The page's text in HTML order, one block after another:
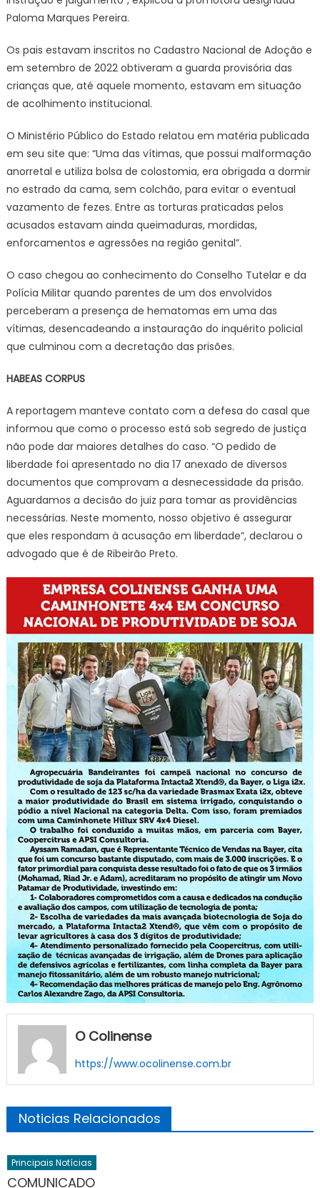
Paloma Marques Pereira.
Os pais estavam inscritos no Cadastro Nacional de Adoção e
em setembro de 2022 obtiveram a guarda provisória das
crianças que, até aquele momento, estavam em situação
de acolhimento institucional.
O Ministério Público do Estado relatou em matéria publicada
em seu site que: “Uma das vítimas, que possui malformação
anorretal e utiliza bolsa de colostomia, era obrigada a dormir
no estrado da cama, sem colchão, para evitar o eventual
vazamento de fezes. Entre as torturas praticadas pelos
acusados estavam ainda queimaduras, mordidas,
enforcamentos e agressões na região genital”.
O caso chegou ao conhecimento do Conselho Tutelar e da
Polícia Militar quando parentes de um dos envolvidos
perceberam a presença de hematomas em uma das
vítimas, desencadeando a instauração do inquérito policial
que culminou com a decretação das prisões.
HABEAS CORPUS
A reportagem manteve contato com a defesa do casal que
informou que como o processo está sob segredo de justiça
não pode dar maiores detalhes do caso. “O pedido de
liberdade foi apresentado no dia 17 anexado de diversos
documentos que comprovam a desnecessidade da prisão.
Aguardamos a decisão do juiz para tomar as providências
necessárias. Neste momento, nosso objetivo é assegurar
que eles respondam à acusação em liberdade”, declarou o
advogado que é de Ribeirão Preto.
O Colinense
https://www.ocolinense.com.br
Noticias Relacionados
Principais Notícias
COMUNICADO